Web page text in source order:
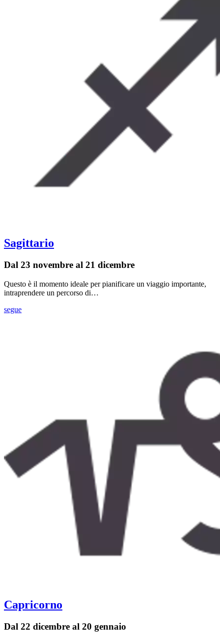
Sagittario
Dal 23 novembre al 21 dicembre
Questo è il momento ideale per pianificare un viaggio importante,
intraprendere un percorso di…
segue
Capricorno
Dal 22 dicembre al 20 gennaio